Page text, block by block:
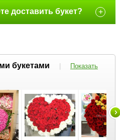
доставить букет? +
букетами |
Показать